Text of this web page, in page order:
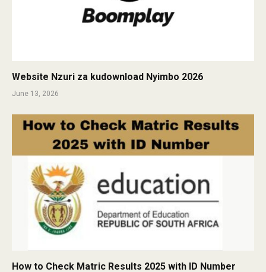
Website Nzuri za kudownload Nyimbo 2026
June 13, 2026
How to Check Matric Results 2025 with ID Number